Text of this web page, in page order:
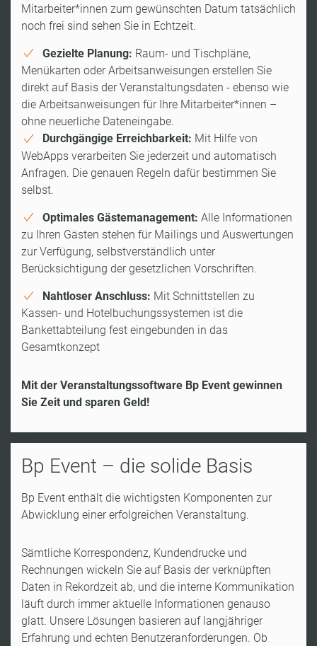
Mitarbeiter*innen zum gewünschten Datum tatsächlich
noch frei sind sehen Sie in Echtzeit.
Gezielte Planung: Raum- und Tischpläne,
Menükarten oder Arbeitsanweisungen erstellen Sie
direkt auf Basis der Veranstaltungsdaten - ebenso wie
die Arbeitsanweisungen für Ihre Mitarbeiter*innen –
ohne neuerliche Dateneingabe.
Durchgängige Erreichbarkeit: Mit Hilfe von
WebApps verarbeiten Sie jederzeit und automatisch
Anfragen. Die genauen Regeln dafür bestimmen Sie
selbst.
Optimales Gästemanagement: Alle Informationen
zu Ihren Gästen stehen für Mailings und Auswertungen
zur Verfügung, selbstverständlich unter
Berücksichtigung der gesetzlichen Vorschriften.
Nahtloser Anschluss: Mit Schnittstellen zu
Kassen- und Hotelbuchungssystemen ist die
Bankettabteilung fest eingebunden in das
Gesamtkonzept
Mit der Veranstaltungssoftware Bp Event gewinnen
Sie Zeit und sparen Geld!
Bp Event – die solide Basis
Bp Event enthält die wichtigsten Komponenten zur
Abwicklung einer erfolgreichen Veranstaltung.
Sämtliche Korrespondenz, Kundendrucke und
Rechnungen wickeln Sie auf Basis der verknüpften
Daten in Rekordzeit ab, und die interne Kommunikation
läuft durch immer aktuelle Informationen genauso
glatt. Unsere Lösungen basieren auf langjähriger
Erfahrung und echten Benutzeranforderungen. Ob